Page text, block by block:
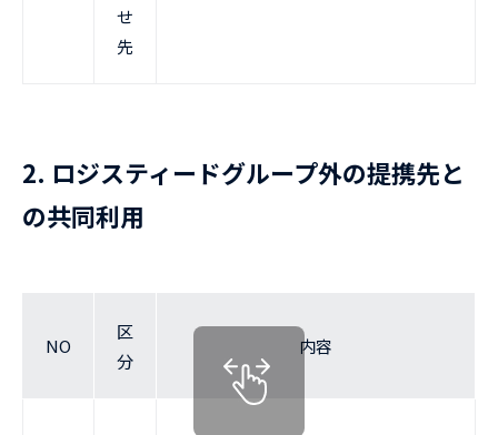
せ
先
2. ロジスティードグループ外の提携先と
の共同利用
NO
区
分
内容